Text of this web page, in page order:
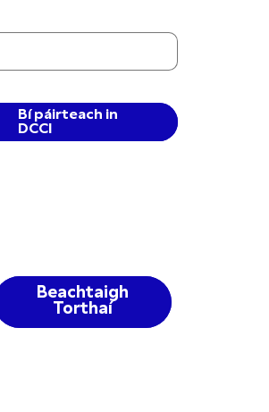
Bí páirteach in
DCCI
Beachtaigh
Torthaí